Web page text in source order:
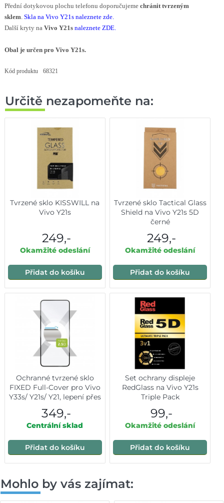
Přední dotykovou plochu telefonu doporučujeme chránit tvrzeným
sklem Skla na Vivo Y21s naleznete zde.
Další kryty na Vivo Y21s naleznete ZDE.
Obal je určen pro Vivo Y21s.
Kód produktu 68321
Určitě nezapomeňte na:
Tvrzené sklo KISSWILL na
Vivo Y21s
249,-
Okamžité odeslání
Přidat do košíku
Tvrzené sklo Tactical Glass
Shield na Vivo Y21s 5D
černé
249,-
Okamžité odeslání
Přidat do košíku
Ochranné tvrzené sklo
FIXED Full-Cover pro Vivo
Y33s/ Y21s/ Y21, lepení přes
349,-
Centrální sklad
Přidat do košíku
Set ochrany displeje
RedGlass na Vivo Y21s
Triple Pack
99,-
Okamžité odeslání
Přidat do košíku
Mohlo by vás zajímat: